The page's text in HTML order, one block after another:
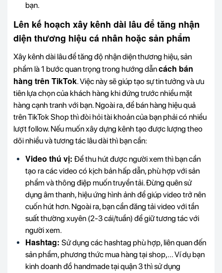
bạn.
Lên kế hoạch xây kênh dài lâu để tăng nhận
diện thương hiệu cá nhân hoặc sản phẩm
Xây kênh dài lâu để tăng độ nhận diện thương hiệu, sản
phẩm là 1 bước quan trọng trong hướng dẫncách bán
hàng trên TikTok. Việc này sẽ giúp tạo sự tin tưởng và ưu
tiên lựa chọn của khách hàng khi đứng trước nhiều mặt
hàng cạnh tranh với bạn. Ngoài ra, để bán hàng hiệu quả
trên TikTok Shop thì đòi hỏi tài khoản của bạn phải có nhiều
lượt follow. Nếu muốn xây dựng kênh tạo được lượng theo
dõi nhiều và tương tác lâu dài thì bạn cần:
Video thú vị: Để thu hút được người xem thì bạn cần
tạo ra các video có kịch bản hấp dẫn, phù hợp với sản
phẩm và thông điệp muốn truyền tải. Đừng quên sử
dụng âm thanh, hiệu ứng hình ảnh để giúp video trở nên
cuốn hút hơn. Ngoài ra, bạn cần đăng tải video với tần
suất thường xuyên (2-3 cái/tuần) để giữ tương tác với
người xem.
Hashtag: Sử dụng các hashtag phù hợp, liên quan đến
sản phẩm, phương thức mua hàng tại shop,... Ví dụ bạn
kinh doanh đồ handmade tại quận 3 thì sử dụng